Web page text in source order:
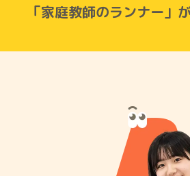
「家庭教師のランナー」